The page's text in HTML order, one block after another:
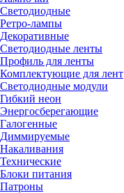
Светодиодные
Ретро-лампы
Декоративные
Светодиодные ленты
Профиль для ленты
Комплектующие для лент
Светодиодные модули
Гибкий неон
Энергосберегающие
Галогенные
Диммируемые
Накаливания
Технические
Блоки питания
Патроны